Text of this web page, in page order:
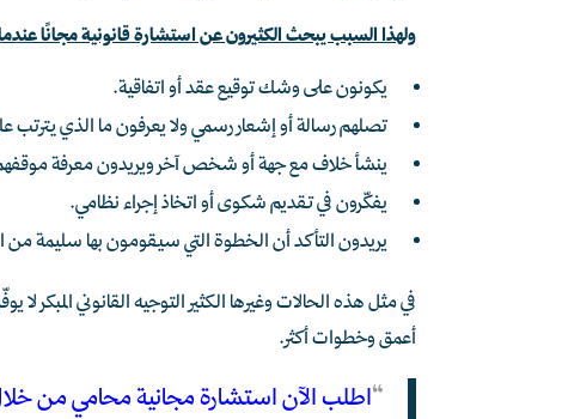
ولهذا السبب يبحث الكثيرون عن استشارة قانونية مجانًا
يكونون على وشك توقيع عقد أو اتفاقية.
تصلهم رسالة أو إشعار رسمي ولا يعرفون ما الذي يترتب
ينشأ خلاف مع جهة أو شخص آخر ويريدون معرفة موقفهم
يفكّرون في تقديم شكوى أو اتخاذ إجراء نظامي.
يريدون التأكد أن الخطوة التي سيقومون بها سليمة من
في مثل هذه الحالات وغيرها الكثير التوجيه القانوني المبكر
أعمق وخطوات أكثر.
“اطلب الآن استشارة مجانية محامي من خلال